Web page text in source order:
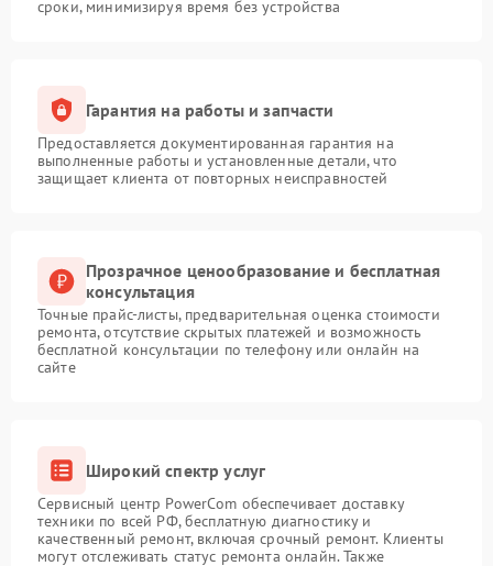
сроки, минимизируя время без устройства
Гарантия на работы и запчасти
Предоставляется документированная гарантия на
выполненные работы и установленные детали, что
защищает клиента от повторных неисправностей
Прозрачное ценообразование и бесплатная
консультация
Точные прайс-листы, предварительная оценка стоимости
ремонта, отсутствие скрытых платежей и возможность
бесплатной консультации по телефону или онлайн на
сайте
Широкий спектр услуг
Сервисный центр PowerCom обеспечивает доставку
техники по всей РФ, бесплатную диагностику и
качественный ремонт, включая срочный ремонт. Клиенты
могут отслеживать статус ремонта онлайн. Также